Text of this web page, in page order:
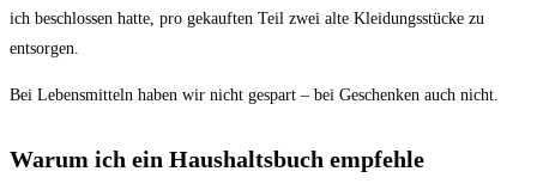
ich beschlossen hatte, pro gekauften Teil zwei alte Kleidungsstücke zu
entsorgen.
Bei Lebensmitteln haben wir nicht gespart – bei Geschenken auch nicht.
Warum ich ein Haushaltsbuch empfehle